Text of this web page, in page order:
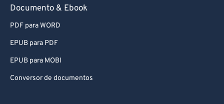
Documento & Ebook
PDF para WORD
EPUB para PDF
EPUB para MOBI
Conversor de documentos